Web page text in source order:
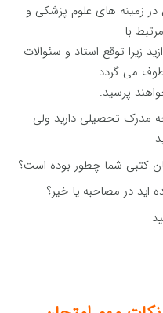
زمینه های علوم پزشکی و
با
زیرا توقع استاد و سئوالات
می گردد
پرسید.
مدرک تحصیلی دارید ولی
کتبی شما چطور بوده است؟
اید در مصاحبه یا خیر؟